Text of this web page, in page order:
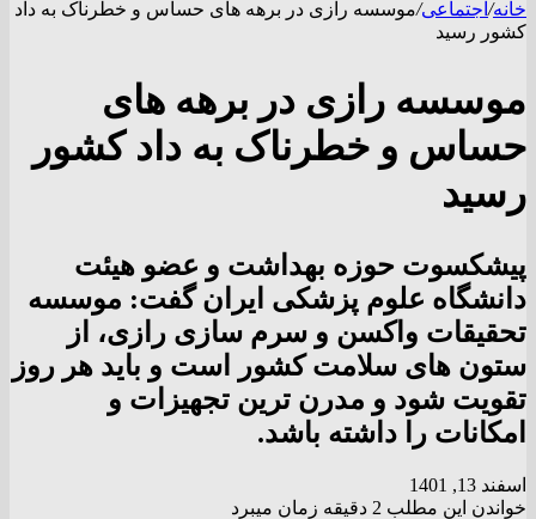
خانه/ اجتماعی/موسسه رازی در برهه های حساس و خطرناک به داد
کشور رسید
موسسه رازی در برهه های
حساس و خطرناک به داد کشور
رسید
پیشکسوت حوزه بهداشت و عضو هیئت
دانشگاه علوم پزشکی ایران گفت: موسسه
تحقیقات واکسن و سرم سازی رازی، از
ستون های سلامت کشور است و باید هر روز
تقویت شود و مدرن ترین تجهیزات و
امکانات را داشته باشد.
اسفند 13, 1401
خواندن این مطلب 2 دقیقه زمان میبرد